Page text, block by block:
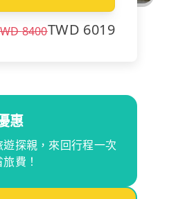
8400TWD 6019
惠
探親，來回行程一次
費！